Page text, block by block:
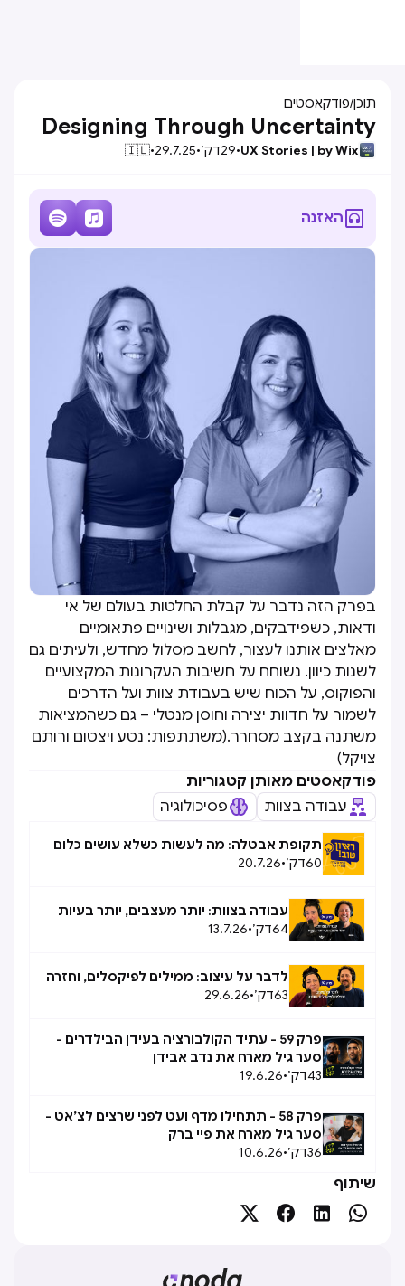
תוכן/פודקאסטים
Designing Through Uncertainty
UX Stories | by Wix
•
29דק׳•
29.7.25
•
🇮🇱
האזנה 

בפרק הזה נדבר על קבלת החלטות בעולם של אי
ודאות, כשפידבקים, מגבלות ושינויים פתאומיים
מאלצים אותנו לעצור, לחשב מסלול מחדש, ולעיתים גם
לשנות כיוון. נשוחח על חשיבות העקרונות המקצועיים
והפוקוס, על הכוח שיש בעבודת צוות ועל הדרכים
לשמור על חדוות יצירה וחוסן מנטלי – גם כשהמציאות
משתנה בקצב מסחרר.(משתתפות: נטע ויצטום ורותם
צויקל)
פודקאסטים מאותן קטגוריות
עבודה בצוות
פסיכולוגיה
תקופת אבטלה: מה לעשות כשלא עושים כלום
60דק׳•
20.7.26
עבודה בצוות: יותר מעצבים, יותר בעיות
64דק׳•
13.7.26
לדבר על עיצוב: ממילים לפיקסלים, וחזרה
63דק׳•
29.6.26
פרק 59 - עתיד הקולבורציה בעידן הבילדרים -
סער גיל מארח את נדב אבידן
43דק׳•
19.6.26
פרק 58 - תתחילו מדף ועט לפני שרצים לצ׳אט -
סער גיל מארח את פיי ברק
36דק׳•
10.6.26
שיתוף



